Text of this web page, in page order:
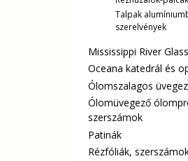
Talpak
szerelvények
Mississippi River Glass
Oceana katedrál és
Ólomszalagos
Ólomüvegező
szerszámok
Patinák
Rézfóliák,